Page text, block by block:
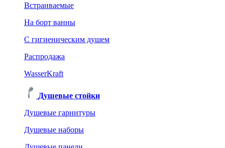
Встраиваемые
На борт ванны
C гигиеническим душем
Распродажа
WasserKraft
Душевые стойки
Душевые гарнитуры
Душевые наборы